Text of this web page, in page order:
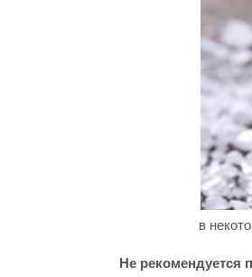
в
Не